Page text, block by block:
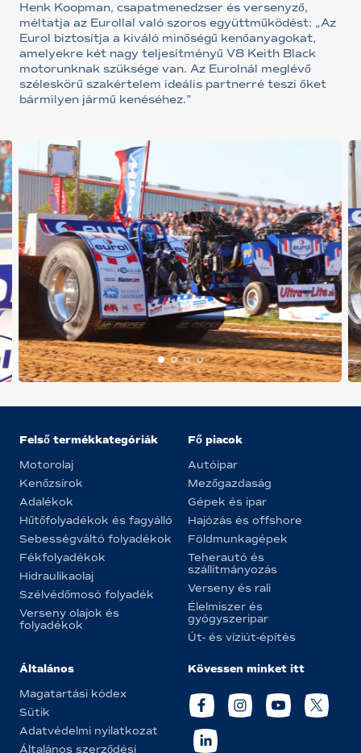
Henk Koopman, csapatmenedzser és versenyző,
méltatja az Eurollal való szoros együttműködést: „Az
Eurol biztosítja a kiváló minőségű kenőanyagokat,
amelyekre két nagy teljesítményű V8 Keith Black
motorunknak szüksége van. Az Eurolnál meglévő
széleskörű szakértelem ideális partnerré teszi őket
bármilyen jármű kenéséhez.”
Felső termékkategóriák
Motorolaj
Kenőzsírok
Adalékok
Hűtőfolyadékok és fagyálló
Sebességváltó folyadékok
Fékfolyadékok
Hidraulikaolaj
Szélvédőmosó folyadék
Verseny olajok és
folyadékok
Fő piacok
Autóipar
Mezőgazdaság
Gépek és ipar
Hajózás és offshore
Földmunkagépek
Teherautó és
szállítmányozás
Verseny és rali
Élelmiszer és
gyógyszeripar
Út- és víziút-építés
Általános
Magatartási kódex
Sütik
Adatvédelmi nyilatkozat
Általános szerződési
Kövessen minket itt